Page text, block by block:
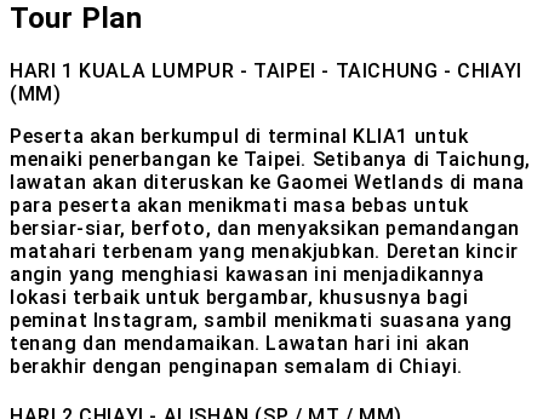
Tour Plan
HARI 1 KUALA LUMPUR - TAIPEI - TAICHUNG - CHIAYI
(MM)
Peserta akan berkumpul di terminal KLIA1 untuk
menaiki penerbangan ke Taipei. Setibanya di Taichung,
lawatan akan diteruskan ke Gaomei Wetlands di mana
para peserta akan menikmati masa bebas untuk
bersiar-siar, berfoto, dan menyaksikan pemandangan
matahari terbenam yang menakjubkan. Deretan kincir
angin yang menghiasi kawasan ini menjadikannya
lokasi terbaik untuk bergambar, khususnya bagi
peminat Instagram, sambil menikmati suasana yang
tenang dan mendamaikan. Lawatan hari ini akan
berakhir dengan penginapan semalam di Chiayi.